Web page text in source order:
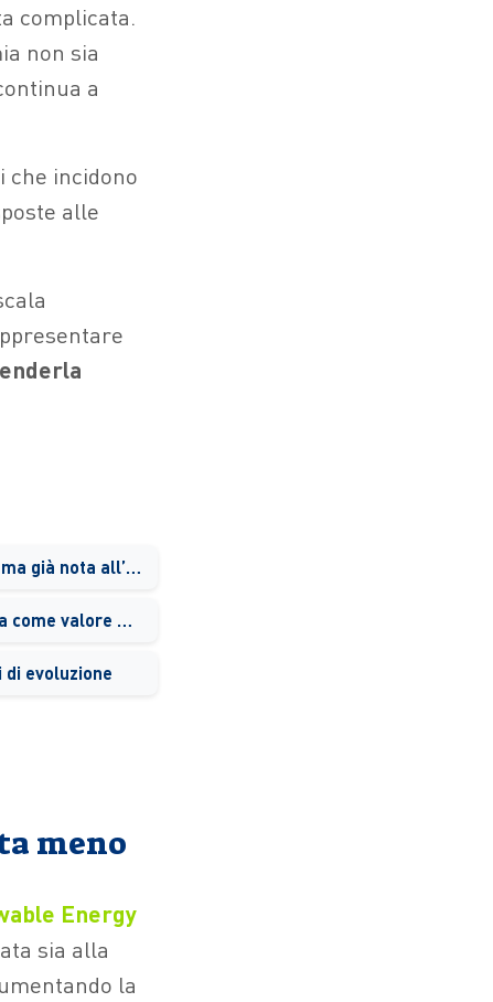
complicata.
non sia
a
che incidono
alle
Una tecnologia nuova, ma già nota all’industria
Sicurezza e robustezza come valore per gli utenti
evoluzione
meno
Energy
sia alla
la